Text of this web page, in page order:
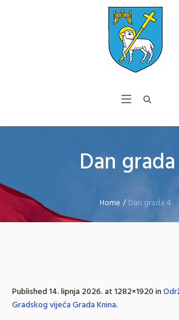
Dan
Home /Dan grada 4
Published14. lipnja 2026.at 1282×1920 in
Gradskog vijeća Grada Knina.